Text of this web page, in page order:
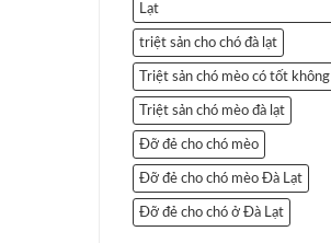
Lạt
triệt sản cho chó đà lạt
Triệt sản chó mèo có tốt không
Triệt sản chó mèo đà lạt
Đỡ đẻ cho chó mèo
Đỡ đẻ cho chó mèo Đà Lạt
Đỡ đẻ cho chó ở Đà Lạt